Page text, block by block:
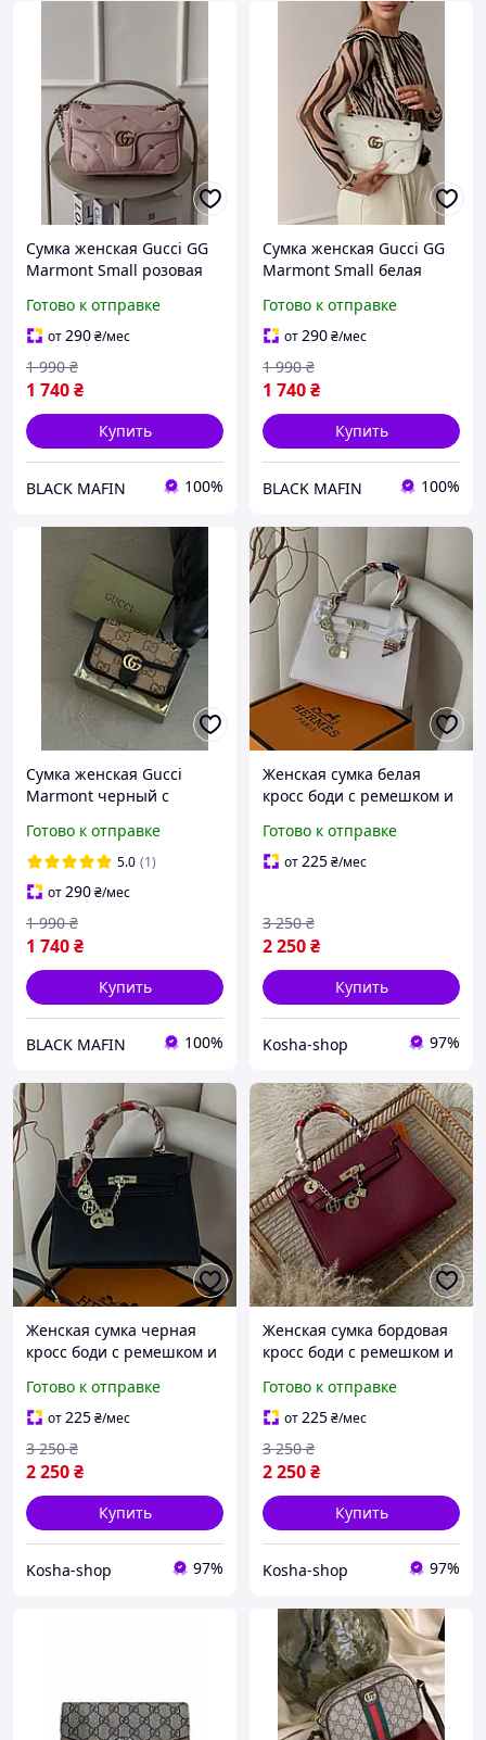
Сумка женская Gucci GG
Marmont Small розовая
Гуччи Мармонт
Готово к отправке
от290₴/мес
1 740₴
1 990 ₴
Купить
BLACK MAFIN 100%
Сумка женская Gucci GG
Marmont Small белая
Гуччи Мармонт
Готово к отправке
от290₴/мес
1 740₴
1 990 ₴
Купить
BLACK MAFIN 100%
Сумка женская Gucci
Marmont черный с
через плечо Гуччи
Готово к отправке
5.0 (1)
от290₴/мес
1 740₴
1 990 ₴
Купить
BLACK MAFIN 100%
Женская сумка белая
кросс боди с ремешком и
повседневная фирменная
удобная сумочка на
Готово к отправке
от225₴/мес
2 250₴
3 250 ₴
Купить
Kosha-shop 97%
Женская сумка черная
кросс боди с ремешком и
повседневная фирменная
удобная сумочка на
каждый день через плечо
Готово к отправке
от225₴/мес
2 250₴
3 250 ₴
Купить
Kosha-shop 97%
Женская сумка бордовая
кросс боди с ремешком и
повседневная фирменная
удобная сумочка на
каждый день через плечо
Готово к отправке
от225₴/мес
2 250₴
3 250 ₴
Купить
Kosha-shop 97%